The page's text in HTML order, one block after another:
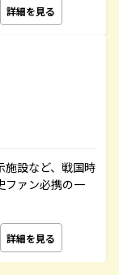
詳細を見る
施設など、戦国時
ファン必携の一
詳細を見る